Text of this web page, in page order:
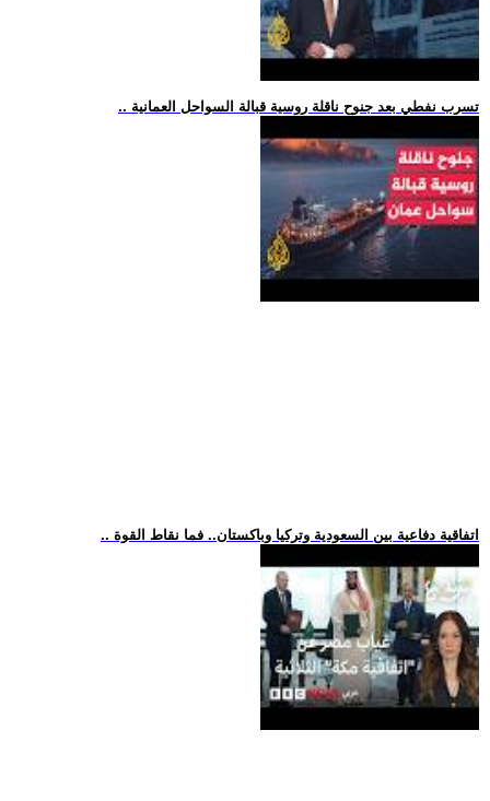
.. تسرب نفطي بعد جنوح ناقلة روسية قبالة السواحل العمانية
.. اتفاقية دفاعية بين السعودية وتركيا وباكستان.. فما نقاط القوة